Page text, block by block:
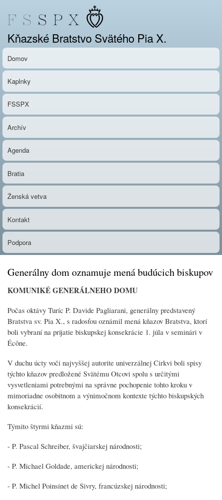
obsah
Kňazské Bratstvo Svätého Pia X.
Domov
Kaplnky
FSSPX
Archív
Agenda
Bratia
Ženská vetva
Kontakt
Podpora
Generálny dom oznamuje mená budúcich biskupov
KOMUNIKÉ GENERÁLNEHO DOMU
Počas oktávy Turíc P. Davide Pagliarani, generálny predstavený
Bratstva sv. Pia X., s radosťou oznámil mená kňazov Bratstva, ktorí
boli vybraní na prijatie biskupskej konsekrácie 1. júla v seminári v
Écône.
V duchu úcty voči najvyššej autorite univerzálnej Cirkvi boli spisy
týchto kňazov predložené Svätému Otcovi spolu s určitými
vysvetleniami potrebnými na správne pochopenie tohto kroku v
mimoriadne osobitnom a výnimočnom kontexte týchto biskupských
konsekrácií.
Týmito štyrmi kňazmi sú:
- P. Pascal Schreiber, švajčiarskej národnosti;
- P. Michael Goldade, americkej národnosti;
- P. Michel Poinsinet de Sivry, francúzskej národnosti;